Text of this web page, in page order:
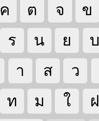
ค ต จ ข
ร น ย บ
า ส ว
ท ม ใ ฝ